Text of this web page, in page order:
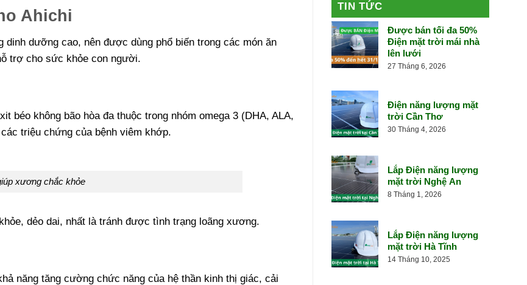
Ahichi
dưỡng cao, nên được dùng phổ biến trong các món ăn
trợ cho sức khỏe con người.
béo không bão hòa đa thuộc trong nhóm omega 3 (DHA, ALA,
triệu chứng của bệnh viêm khớp.
xương chắc khỏe
dẻo dai, nhất là tránh được tình trạng loãng xương.
năng tăng cường chức năng của hệ thần kinh thị giác, cải
TIN TỨC
Được bán tối đa 50%
Điện mặt trời mái nhà
lên lưới
27 Tháng 6, 2026
Điện năng lượng mặt
trời Cần Thơ
30 Tháng 4, 2026
Lắp Điện năng lượng
mặt trời Nghệ An
8 Tháng 1, 2026
Lắp Điện năng lượng
mặt trời Hà Tĩnh
14 Tháng 10, 2025